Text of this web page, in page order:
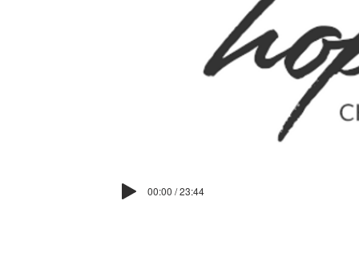
00:00 / 23:44